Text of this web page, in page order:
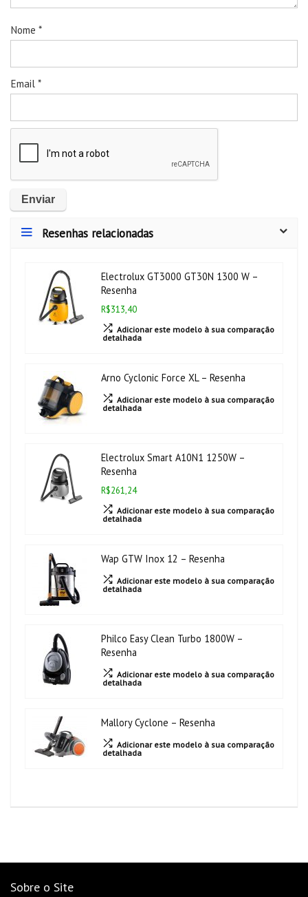
Nome *
Email *
Resenhas relacionadas
Electrolux GT3000 GT30N 1300 W –
Resenha
R$313,40
Adicionar este modelo à sua comparação
detalhada
Arno Cyclonic Force XL – Resenha
Adicionar este modelo à sua comparação
detalhada
Electrolux Smart A10N1 1250W –
Resenha
R$261,24
Adicionar este modelo à sua comparação
detalhada
Wap GTW Inox 12 – Resenha
Adicionar este modelo à sua comparação
detalhada
Philco Easy Clean Turbo 1800W –
Resenha
Adicionar este modelo à sua comparação
detalhada
Mallory Cyclone – Resenha
Adicionar este modelo à sua comparação
detalhada
Sobre o Site